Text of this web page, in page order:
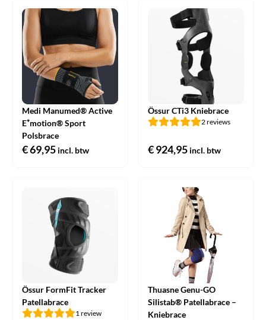
Medi Manumed® Active
E⁺motion® Sport
Polsbrace
€69,95 incl. btw
Össur CTi3 Kniebrace
2 reviews
€924,95 incl. btw
Össur FormFit Tracker
Patellabrace
1 review
Thuasne Genu-GO
Silistab® Patellabrace –
Kniebrace